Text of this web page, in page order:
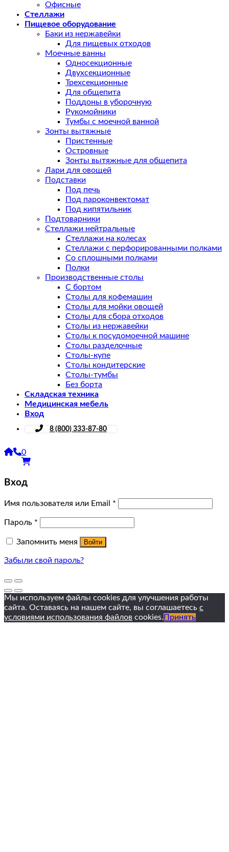
Офисные
Стеллажи
Пищевое оборудование
Баки из нержавейки
Для пищевых отходов
Моечные ванны
Односекционные
Двухсекционные
Трехсекционные
Для общепита
Поддоны в уборочную
Рукомойники
Тумбы с моечной ванной
Зонты вытяжные
Пристенные
Островные
Зонты вытяжные для общепита
Лари для овощей
Подставки
Под печь
Под пароконвектомат
Под кипятильник
Подтоварники
Стеллажи нейтральные
Стеллажи на колесах
Стеллажи с перфорированными полками
Со сплошными полками
Полки
Производственные столы
С бортом
Столы для кофемашин
Столы для мойки овощей
Столы для сбора отходов
Столы из нержавейки
Столы к посудомоечной машине
Столы разделочные
Столы-купе
Столы кондитерские
Столы-тумбы
Без борта
Складская техника
Медицинская мебель
Вход
8 (800) 333-87-80
0
Вход
Имя пользователя или Email *
Пароль *
Запомнить меня Войти
Забыли свой пароль?
Мы используем файлы cookies для улучшения работы
сайта. Оставаясь на нашем сайте, вы соглашаетесь с
условиями использования файлов cookies. Принять